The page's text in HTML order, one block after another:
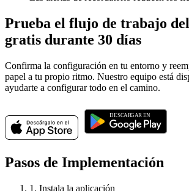
Prueba el flujo de trabajo
gratis durante 30 días
Confirma la configuración en tu entorno y
papel a tu propio ritmo. Nuestro equipo está
ayudarte a configurar todo en el camino.
Pasos de Implementación
1. Instala la aplicación